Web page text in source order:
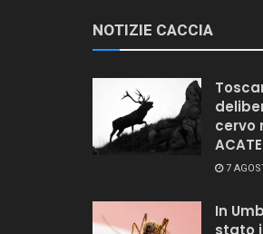
NOTIZIE CACCIA
cervo
7
In
stato